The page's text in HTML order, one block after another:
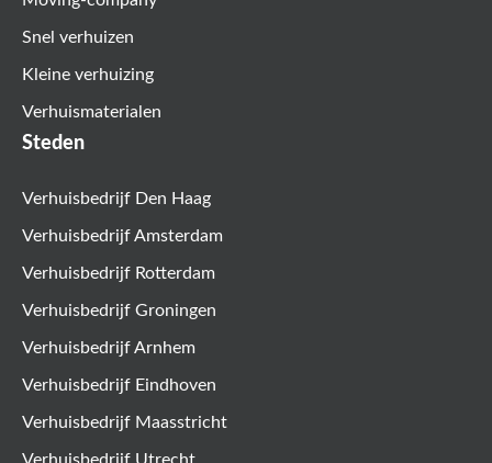
Snel verhuizen
Kleine verhuizing
Verhuismaterialen
Steden
Verhuisbedrijf Den Haag
Verhuisbedrijf Amsterdam
Verhuisbedrijf Rotterdam
Verhuisbedrijf Groningen
Verhuisbedrijf Arnhem
Verhuisbedrijf Eindhoven
Verhuisbedrijf Maasstricht
Verhuisbedrijf Utrecht